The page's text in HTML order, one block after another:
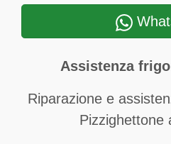
Assistenza
Riparazione e
Pizzighettone